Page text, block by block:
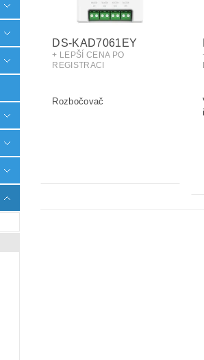
DS-KAD7061EY
+ LEPŠÍ CENA PO
REGISTRACI